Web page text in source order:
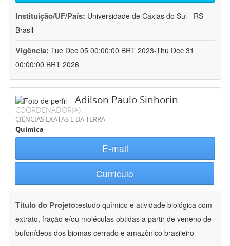
Instituição/UF/País: Universidade de Caxias do Sul - RS -
Brasil
Vigência: Tue Dec 05 00:00:00 BRT 2023-Thu Dec 31
00:00:00 BRT 2026
Adilson Paulo Sinhorin
COORDENADOR(A)
CIÊNCIAS EXATAS E DA TERRA
Química
E-mail
Currículo
Título do Projeto:estudo químico e atividade biológica com
extrato, fração e/ou moléculas obtidas a partir de veneno de
bufonídeos dos biomas cerrado e amazônico brasileiro